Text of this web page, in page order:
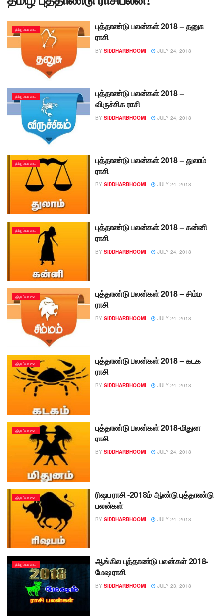
திருப்பாவை
புத்தாண்டு பலன்கள் 2018 – தனுசு
ராசி
BY SIDDHARBHOOMI JULY 24, 2018
திருப்பாவை
புத்தாண்டு பலன்கள் 2018 –
விருச்சிக ராசி
BY SIDDHARBHOOMI JULY 24, 2018
திருப்பாவை
புத்தாண்டு பலன்கள் 2018 – துலாம்
ராசி
BY SIDDHARBHOOMI JULY 24, 2018
திருப்பாவை
புத்தாண்டு பலன்கள் 2018 – கன்னி
ராசி
BY SIDDHARBHOOMI JULY 24, 2018
திருப்பாவை
புத்தாண்டு பலன்கள் 2018 – சிம்ம
ராசி
BY SIDDHARBHOOMI JULY 24, 2018
திருப்பாவை
புத்தாண்டு பலன்கள் 2018 – கடக
ராசி
BY SIDDHARBHOOMI JULY 24, 2018
திருப்பாவை
புத்தாண்டு பலன்கள் 2018-மிதுன
ராசி
BY SIDDHARBHOOMI JULY 24, 2018
திருப்பாவை
ரிஷப ராசி -2018ம் ஆண்டு புத்தாண்டு
பலன்கள்
BY SIDDHARBHOOMI JULY 24, 2018
திருப்பாவை
ஆங்கில புத்தாண்டு பலன்கள் 2018-
மேஷ ராசி
BY SIDDHARBHOOMI JULY 23, 2018